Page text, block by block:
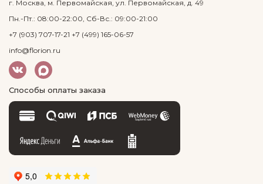
г. Москва, м. Первомайская, ул. Первомайская, д. 49
Пн.-Пт.: 08:00-22:00, Сб-Вс.: 09:00-21:00
+7 (903) 707-17-21 +7 (499) 165-06-57
info@florion.ru
Способы оплаты заказа